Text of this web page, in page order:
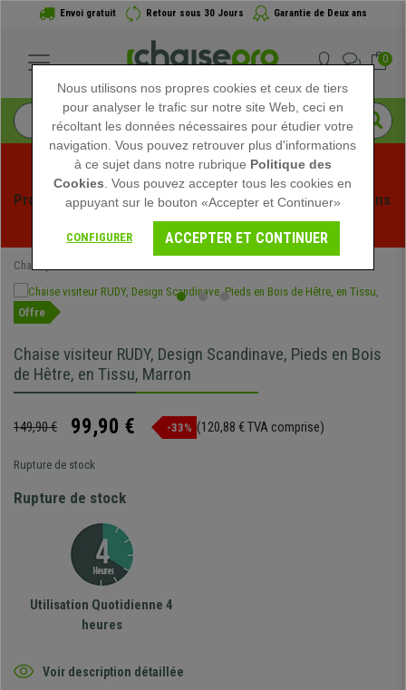
Envoi gratuit Retour sous 30 Jours Garantie de Deux ans
0
Profitez des soldes d'été chez Chaisepro ! Des réductions
exclusives pour une durée limitée - Voir l'offre
Chaisepro
Offre
Chaise visiteur RUDY, Design Scandinave, Pieds en Bois
de Hêtre, en Tissu, Marron
149,90 € 99,90 € -33% (120,88 € TVA comprise)
Rupture de stock
Rupture de stock
Utilisation Quotidienne 4
heures
Voir description détaillée
Nous utilisons nos propres cookies et ceux de tiers
pour analyser le trafic sur notre site Web, ceci en
récoltant les données nécessaires pour étudier votre
navigation. Vous pouvez retrouver plus d'informations
à ce sujet dans notre rubrique Politique des
Cookies . Vous pouvez accepter tous les cookies en
appuyant sur le bouton «Accepter et Continuer»
CONFIGURER ACCEPTER ET CONTINUER